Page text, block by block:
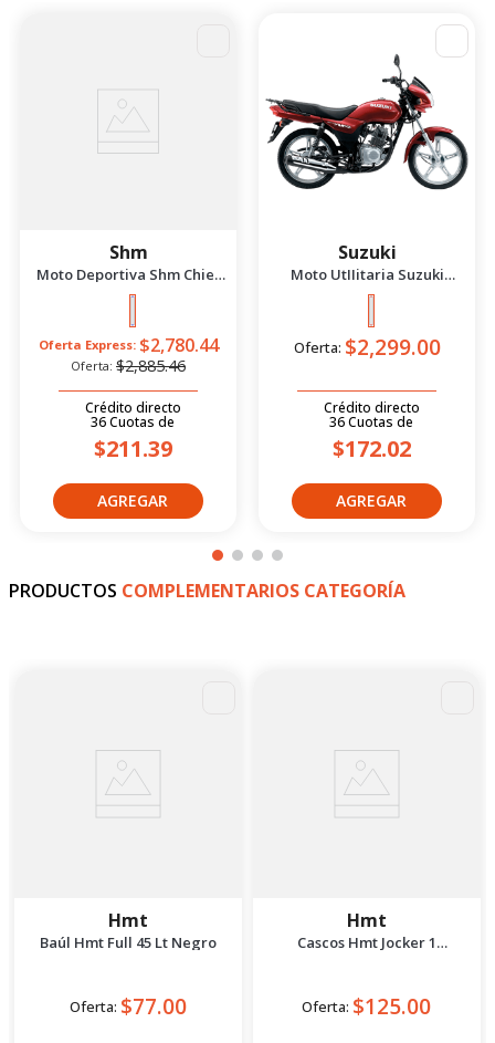
Shm
Moto Deportiva Shm Chief
2.5 Azul/Negro 2026
Oferta Express: $2,780.44
Oferta: $2,885.46
Crédito directo
36Cuotas de
$211.39
Suzuki
Moto UtIIitaria Suzuki
Gd115 Evolution Rojo 2026
Oferta: $2,299.00
Crédito directo
36Cuotas de
$172.02
PRODUCTOS COMPLEMENTARIOS CATEGORÍA
Hmt
Baúl Hmt Full 45 Lt Negro
Oferta: $77.00
Hmt
Cascos Hmt Jocker 1
Oferta: $125.00